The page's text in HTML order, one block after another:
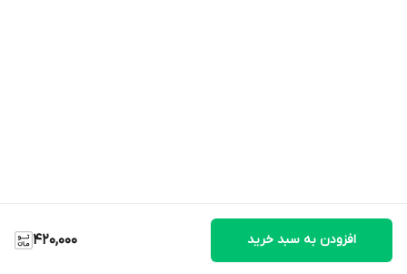
420,000 افزودن به سبد خرید